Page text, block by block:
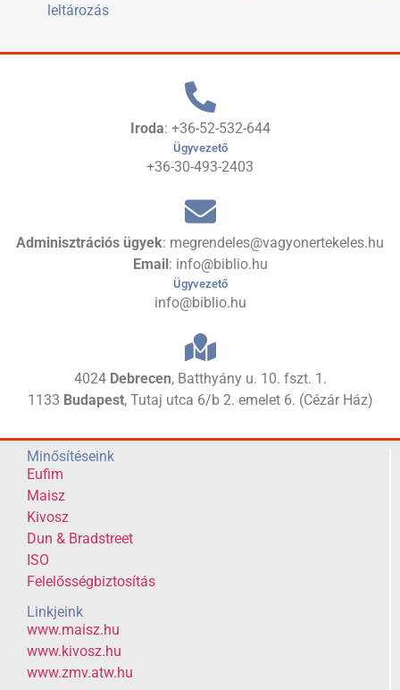
leltározás
Iroda: +36-52-532-644
Ügyvezető
+36-30-493-2403
Adminisztrációs ügyek: megrendeles@vagyonertekeles.hu
Email: info@biblio.hu
Ügyvezető
info@biblio.hu
4024 Debrecen, Batthyány u. 10. fszt. 1.
1133 Budapest, Tutaj utca 6/b 2. emelet 6. (Cézár Ház)
Minősítéseink
Eufim
Maisz
Kivosz
Dun & Bradstreet
ISO
Felelősségbiztosítás
Linkjeink
www.maisz.hu
www.kivosz.hu
www.zmv.atw.hu